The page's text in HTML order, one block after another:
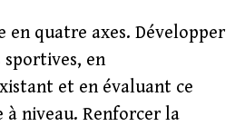
en quatre axes. Développer
en
et en évaluant ce
niveau. Renforcer la